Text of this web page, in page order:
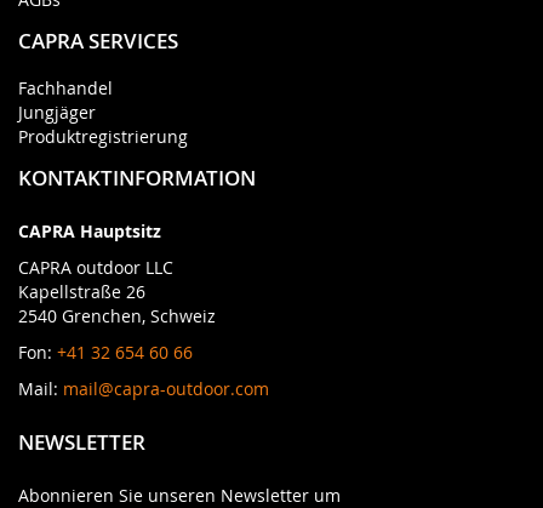
CAPRA SERVICES
Fachhandel
Jungjäger
Produktregistrierung
KONTAKTINFORMATION
CAPRA Hauptsitz
CAPRA outdoor LLC
Kapellstraße 26
2540 Grenchen, Schweiz
Fon: +41 32 654 60 66
Mail: mail@capra-outdoor.com
NEWSLETTER
Abonnieren Sie unseren Newsletter um